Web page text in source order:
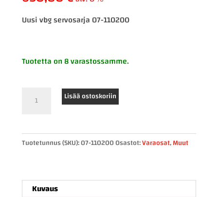
Uusi vbg servosarja 07-110200
Tuotetta on 8 varastossamme.
sarja
07-
Lisää ostoskoriin
Tuotetunnus (SKU):07-110200Osastot:Varaosat,Muut
Kuvaus